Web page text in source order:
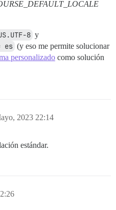
8 y
es (y eso me permite solucionar
personalizado como solución
2023 22:14
estándar.